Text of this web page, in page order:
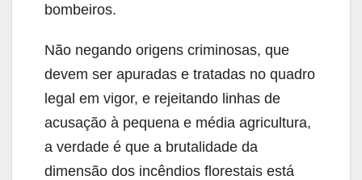
bombeiros.
Não negando origens criminosas, que
devem ser apuradas e tratadas no quadro
legal em vigor, e rejeitando linhas de
acusação à pequena e média agricultura,
a verdade é que a brutalidade da
dimensão dos incêndios florestais está